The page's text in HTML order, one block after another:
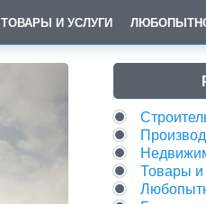
ТОВАРЫ И УСЛУГИ
Товары и